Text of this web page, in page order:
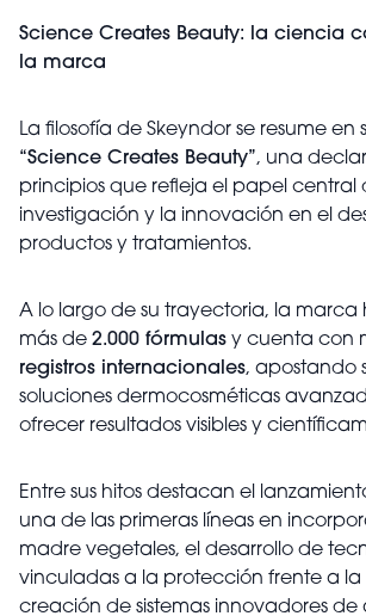
Science Creates Beauty: la ciencia
la marca
La filosofía de Skeyndor se resume en
“Science Creates Beauty”, una
principios que refleja el papel central
investigación y la innovación en el
productos y tratamientos.
A lo largo de su trayectoria, la marca
más de 2.000 fórmulas y cuenta con
registros internacionales, apostando
soluciones dermocosméticas
ofrecer resultados visibles y
Entre sus hitos destacan el
una de las primeras líneas en
madre vegetales, el desarrollo de
vinculadas a la protección frente a la
creación de sistemas innovadores